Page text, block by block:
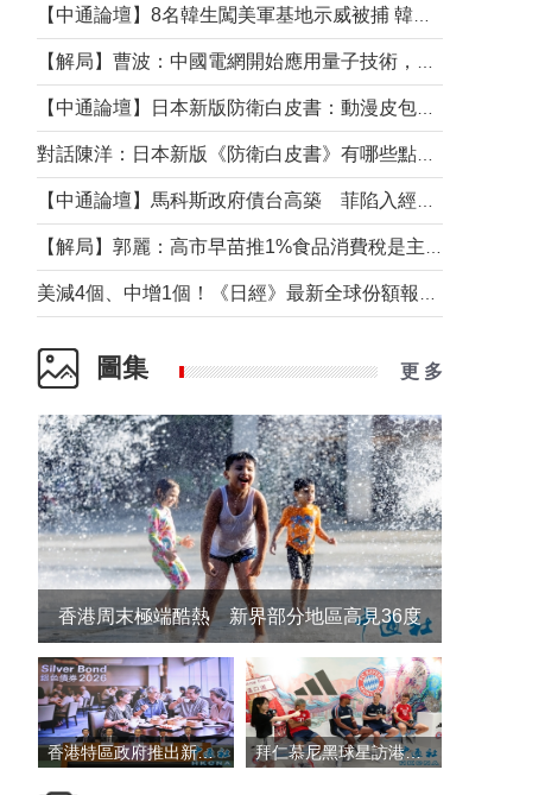
圖集 更 多
香港周末極端酷熱 新界部分地區高見36度
香港特區政府推出新一批銀色債券 每手1萬元保底息4.25厘 拜仁慕尼黑球星訪港 與球迷近距離互動